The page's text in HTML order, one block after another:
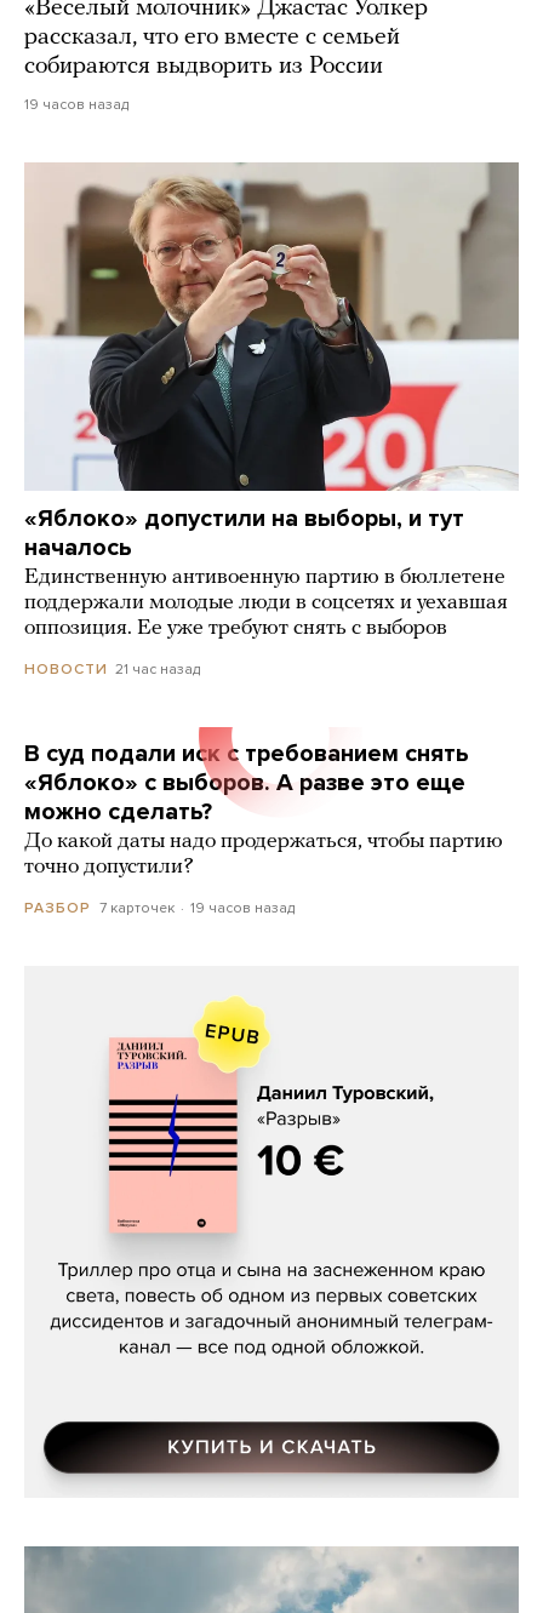
«Веселый молочник» Джастас Уолкер
рассказал, что его вместе с семьей
собираются выдворить из России
19 часов назад
«Яблоко» допустили на выборы, и тут
началось
Единственную антивоенную партию в бюллетене
поддержали молодые люди в соцсетях и уехавшая
оппозиция. Ее уже требуют снять с выборов
НОВОСТИ 21 час назад
В суд подали иск с требованием снять
«Яблоко» с выборов. А разве это еще
можно сделать?
До какой даты надо продержаться, чтобы партию
точно допустили?
РАЗБОР 7 карточек 19 часов назад
Даниил Туровский, «Разрыв»